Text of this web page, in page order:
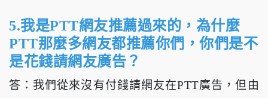
5.我是PTT網友推薦過來的，為什麼
PTT那麼多網友都推薦你們，你們是不
是花錢請網友廣告？
答：我們從來沒有付錢請網友在PTT廣告，但由